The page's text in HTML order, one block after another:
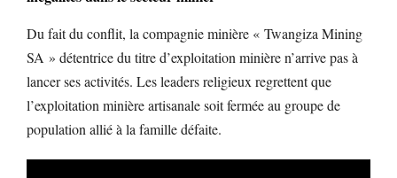
Du fait du conflit, la compagnie minière « Twangiza Mining
SA » détentrice du titre d’exploitation minière n’arrive pas à
lancer ses activités. Les leaders religieux regrettent que
l’exploitation minière artisanale soit fermée au groupe de
population allié à la famille défaite.